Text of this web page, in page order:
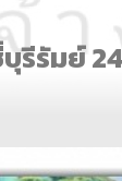
รีรัมย์